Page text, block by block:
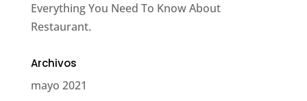
Everything You Need To Know About
Restaurant.
Archivos
mayo 2021